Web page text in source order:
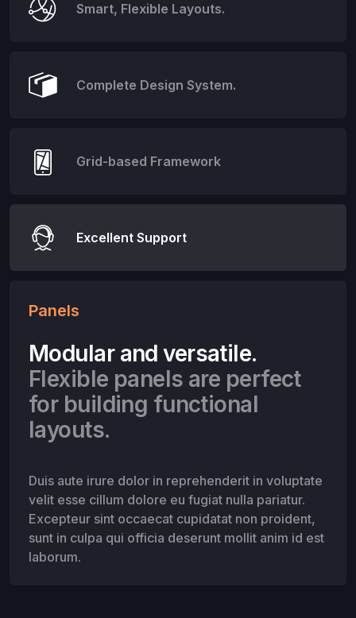
Smart, Flexible Layouts.
Complete Design System.
Grid-based Framework
Excellent Support
Panels
Modular and versatile.
Flexible panels are perfect
for building functional
layouts.
Duis aute irure dolor in reprehenderit in voluptate
velit esse cillum dolore eu fugiat nulla pariatur.
Excepteur sint occaecat cupidatat non proident,
sunt in culpa qui officia deserunt mollit anim id est
laborum.